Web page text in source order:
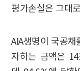
평가손실은 그대
AIA생명이 국공
자하는 금액은